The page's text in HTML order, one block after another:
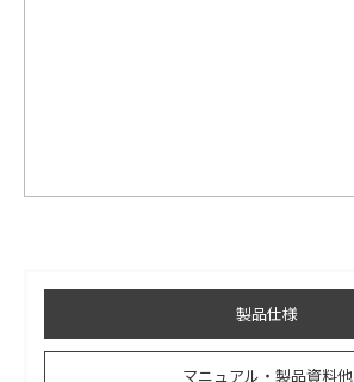
製品仕様
マニュアル・製品資料他